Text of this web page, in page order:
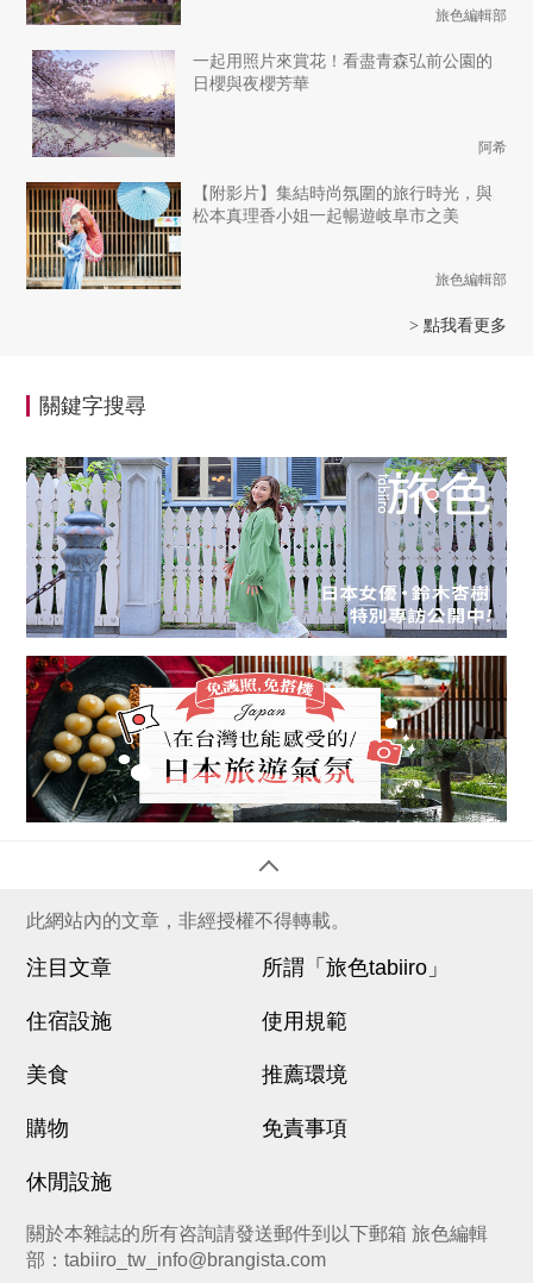
旅色編輯部
一起用照片來賞花！看盡青森弘前公園的
日櫻與夜櫻芳華
阿希
【附影片】集結時尚氛圍的旅行時光，與
松本真理香小姐一起暢遊岐阜市之美
旅色編輯部
> 點我看更多
關鍵字搜尋
此網站內的文章，非經授權不得轉載。
注目文章
住宿設施
美食
購物
休閒設施
所謂「旅色tabiiro」
使用規範
推薦環境
免責事項
關於本雜誌的所有咨詢請發送郵件到以下郵箱 旅色編輯
部：tabiiro_tw_info@brangista.com